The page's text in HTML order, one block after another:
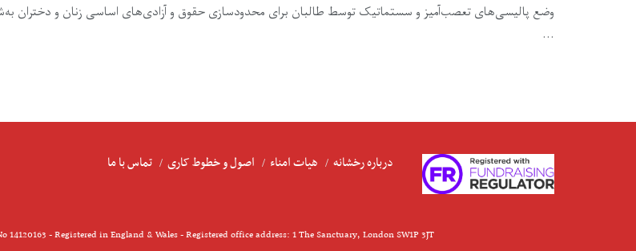
وضع پالیسی‌های تعصب‌آمیز و سستماتیک توسط طالبان برای محدودسازی حقوق و آزادی‌های اساسی زنان و دختران
...
درباره رخشانه هیات امناء اصول و خطوط کاری تماس با ما
- Registered in England & Wales - Registered office address: 1 The Sanctuary, London SW1P 3JT